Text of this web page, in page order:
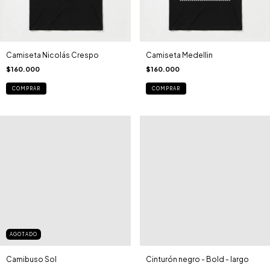
Camiseta Nicolás Crespo
$160.000
COMPRAR
Camiseta Medellin
$160.000
COMPRAR
AGOTADO
Camibuso Sol Cinturón negro - Bold - largo